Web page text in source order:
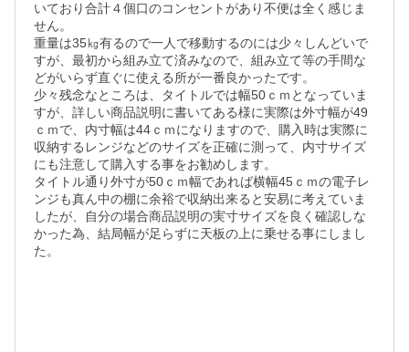
いており合計４個口のコンセントがあり不便は全く感じま
せん。
重量は35㎏有るので一人で移動するのには少々しんどいで
すが、最初から組み立て済みなので、組み立て等の手間な
どがいらず直ぐに使える所が一番良かったです。
少々残念なところは、タイトルでは幅50ｃｍとなっていま
すが、詳しい商品説明に書いてある様に実際は外寸幅が49
ｃｍで、内寸幅は44ｃｍになりますので、購入時は実際に
収納するレンジなどのサイズを正確に測って、内寸サイズ
にも注意して購入する事をお勧めします。
タイトル通り外寸が50ｃｍ幅であれば横幅45ｃｍの電子レ
ンジも真ん中の棚に余裕で収納出来ると安易に考えていま
したが、自分の場合商品説明の実寸サイズを良く確認しな
かった為、結局幅が足らずに天板の上に乗せる事にしまし
た。